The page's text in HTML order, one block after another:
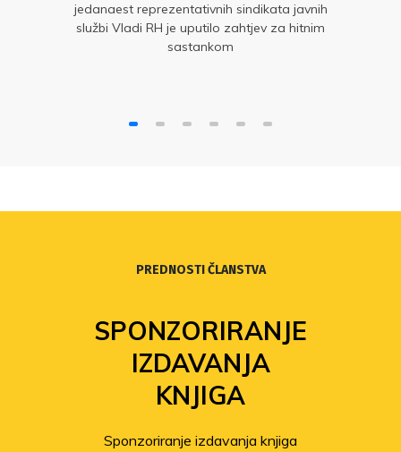
jedanaest reprezentativnih sindikata javnih
službi Vladi RH je uputilo zahtjev za hitnim
sastankom
PREDNOSTI ČLANSTVA
SPONZORIRANJE
IZDAVANJA
KNJIGA
Sponzoriranje izdavanja knjiga